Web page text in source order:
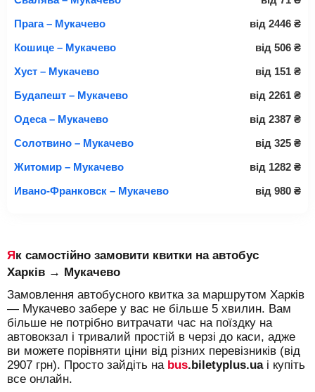
Прага – Мукачево
від 2446 ₴
Кошице – Мукачево
від 506 ₴
Хуст – Мукачево
від 151 ₴
Будапешт – Мукачево
від 2261 ₴
Одеса – Мукачево
від 2387 ₴
Солотвино – Мукачево
від 325 ₴
Житомир – Мукачево
від 1282 ₴
Ивано-Франковск – Мукачево
від 980 ₴
Як самостійно замовити квитки на автобус
Харків → Мукачево
Замовлення автобусного квитка за маршрутом Харків
— Мукачево забере у вас не більше 5 хвилин. Вам
більше не потрібно витрачати час на поїздку на
автовокзал і тривалий простій в черзі до каси, адже
ви можете порівняти ціни від різних перевізників (від
2907 грн). Просто зайдіть на bus.biletyplus.uaі купіть
все онлайн.